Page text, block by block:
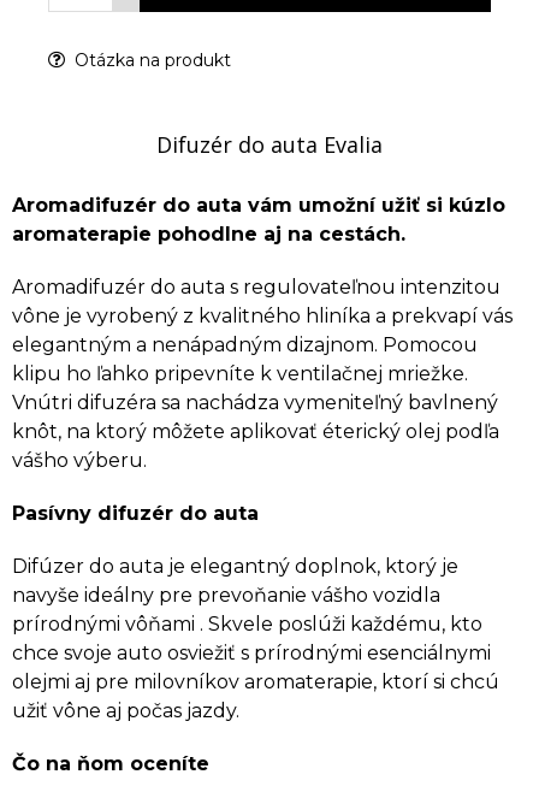
Otázka na produkt
Difuzér do auta Evalia
Aromadifuzér do auta vám umožní užiť si kúzlo
aromaterapie pohodlne aj na cestách.
Aromadifuzér do auta s regulovateľnou intenzitou
vône je vyrobený z kvalitného hliníka a prekvapí vás
elegantným a nenápadným dizajnom. Pomocou
klipu ho ľahko pripevníte k ventilačnej mriežke.
Vnútri difuzéra sa nachádza vymeniteľný bavlnený
knôt, na ktorý môžete aplikovať éterický olej podľa
vášho výberu.
Pasívny difuzér do auta
Difúzer do auta je elegantný doplnok, ktorý je
navyše ideálny pre prevoňanie vášho vozidla
prírodnými vôňami . Skvele poslúži každému, kto
chce svoje auto osviežiť s prírodnými esenciálnymi
olejmi aj pre milovníkov aromaterapie, ktorí si chcú
užiť vône aj počas jazdy.
Čo na ňom oceníte